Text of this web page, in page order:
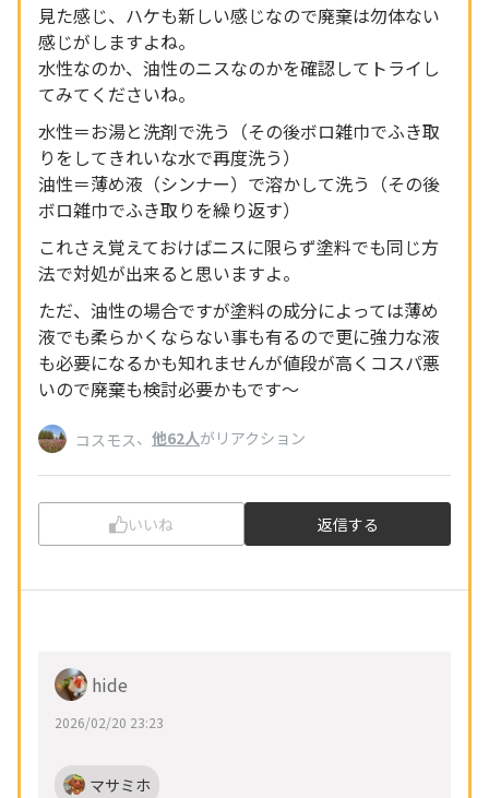
見た感じ、ハケも新しい感じなので廃棄は勿体ない
感じがしますよね。
水性なのか、油性のニスなのかを確認してトライし
てみてくださいね。
水性＝お湯と洗剤で洗う（その後ボロ雑巾でふき取
りをしてきれいな水で再度洗う）
油性＝薄め液（シンナー）で溶かして洗う（その後
ボロ雑巾でふき取りを繰り返す）
これさえ覚えておけばニスに限らず塗料でも同じ方
法で対処が出来ると思いますよ。
ただ、油性の場合ですが塗料の成分によっては薄め
液でも柔らかくならない事も有るので更に強力な液
も必要になるかも知れませんが値段が高くコスパ悪
いので廃棄も検討必要かもです～
コスモス、 他62人がリアクション
いいね 返信する
hide
2026/02/20 23:23
マサミホ